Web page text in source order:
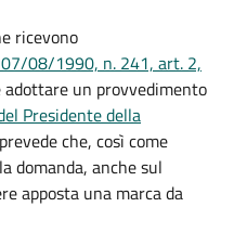
ricevono
07/08/1990, n. 241, art. 2,
un provvedimento
Presidente della
prevede che, così come
domanda, anche sul
apposta una marca da